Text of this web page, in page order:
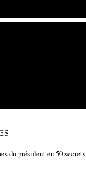
du président en 50 secrets